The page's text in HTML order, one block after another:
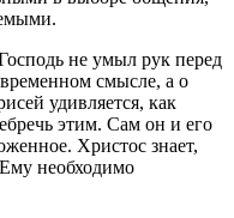
не умыл рук перед
смысле, а о
удивляется, как
этим. Сам он и его
Христос знает,
необходимо